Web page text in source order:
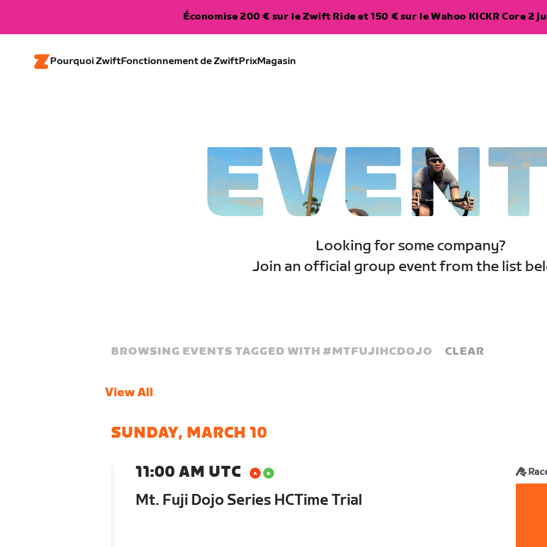
Économise 200 € sur le Zwift Ride et 150 € sur le Wahoo KICKR Core 2
Pourquoi ZwiftFonctionnement de ZwiftPrixMagasin
Looking for some company?
Join an official group event from the list
BROWSING EVENTS TAGGED WITH #MTFUJIHCDOJO CLEAR
View All
SUNDAY, MARCH 10
11:00 AM UTC
Mt. Fuji Dojo Series HCTime Trial